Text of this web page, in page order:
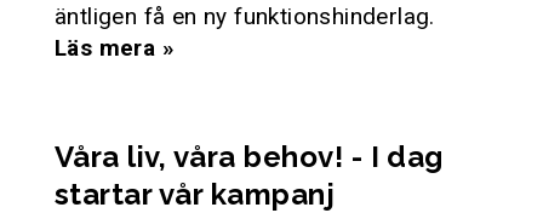
äntligen få en ny funktionshinderlag.
Läs mera »
Våra liv, våra behov! - I dag
startar vår kampanj